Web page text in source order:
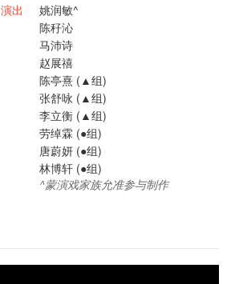
演出
姚润敏^
陈秄沁
马沛诗
赵展禧
陈亭熹 (▲组)
张舒咏 (▲组)
李立衡 (▲组)
劳绰霖 (●组)
唐蔚妍 (●组)
林博轩 (●组)
^蒙演戏家族允准参与制作